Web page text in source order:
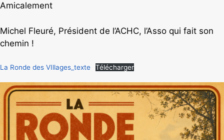
Amicalement
Michel Fleuré, Président de l’ACHC, l’Asso qui fait son
chemin !
La Ronde des VIllages_texte Télécharger